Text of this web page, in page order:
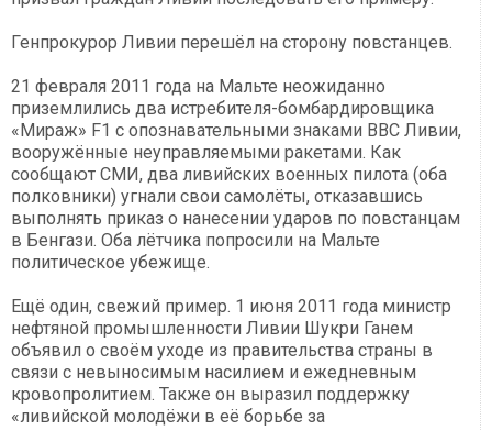
Генпрокурор Ливии перешёл на сторону повстанцев.
21 февраля 2011 года на Мальте неожиданно
приземлились два истребителя-бомбардировщика
«Мираж» F1 с опознавательными знаками ВВС Ливии,
вооружённые неуправляемыми ракетами. Как
сообщают СМИ, два ливийских военных пилота (оба
полковники) угнали свои самолёты, отказавшись
выполнять приказ о нанесении ударов по повстанцам
в Бенгази. Оба лётчика попросили на Мальте
политическое убежище.
Ещё один, свежий пример. 1 июня 2011 года министр
нефтяной промышленности Ливии Шукри Ганем
объявил о своём уходе из правительства страны в
связи с невыносимым насилием и ежедневным
кровопролитием. Также он выразил поддержку
«ливийской молодёжи в её борьбе за